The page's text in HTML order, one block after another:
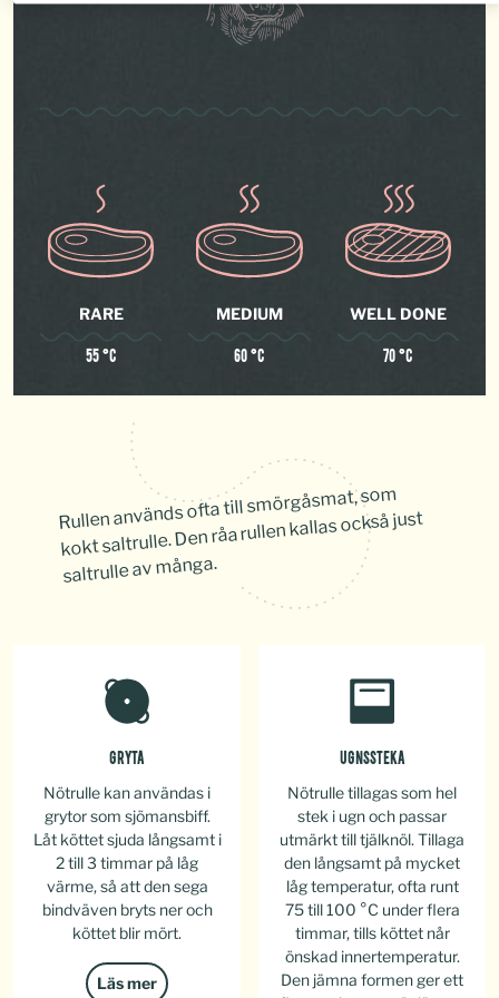
RARE
55 °C
MEDIUM
60 °C
WELL DONE
70 °C
Rullen används ofta till smörgåsmat, som
kokt saltrulle. Den råa rullen kallas också just
saltrulle av många.
GRYTA
Nötrulle kan användas i
grytor som sjömansbiff.
Låt köttet sjuda långsamt i
2 till 3 timmar på låg
värme, så att den sega
bindväven bryts ner och
köttet blir mört.
Läs mer
UGNSSTEKA
Nötrulle tillagas som hel
stek i ugn och passar
utmärkt till tjälknöl. Tillaga
den långsamt på mycket
låg temperatur, ofta runt
75 till 100 °C under flera
timmar, tills köttet når
önskad innertemperatur.
Den jämna formen ger ett